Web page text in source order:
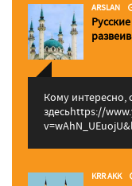
ARSLAN
Кому интересно,
здесьhttps://
KRR AKK